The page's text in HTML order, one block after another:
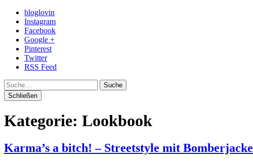
bloglovin
Instagram
Facebook
Google +
Pinterest
Twitter
RSS Feed
Suche
Schließen
Kategorie: Lookbook
Karma’s a bitch! – Streetstyle mit Bomberjacke